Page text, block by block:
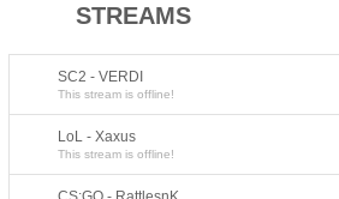
STREAMS
SC2 - VERDI
This stream is offline!
LoL - Xaxus
This stream is offline!